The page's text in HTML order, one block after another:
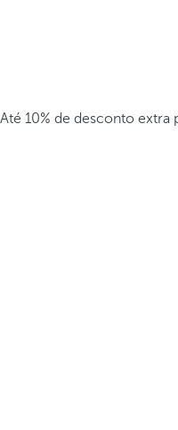
Até 10% de desconto extra